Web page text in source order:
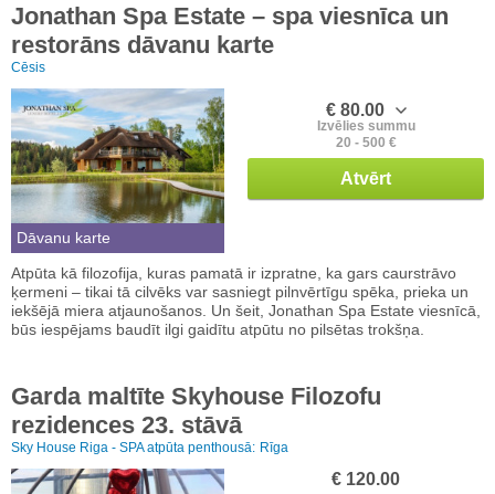
Jonathan Spa Estate – spa viesnīca un
restorāns dāvanu karte
Cēsis
Dāvanu karte
€ 80.00
Izvēlies summu
20 - 500 €
Atvērt
Atpūta kā filozofija, kuras pamatā ir izpratne, ka gars caurstrāvo
ķermeni – tikai tā cilvēks var sasniegt pilnvērtīgu spēka, prieka un
iekšējā miera atjaunošanos. Un šeit, Jonathan Spa Estate viesnīcā,
būs iespējams baudīt ilgi gaidītu atpūtu no pilsētas trokšņa.
Garda maltīte Skyhouse Filozofu
rezidences 23. stāvā
Sky House Riga - SPA atpūta penthousā: Rīga
€ 120.00